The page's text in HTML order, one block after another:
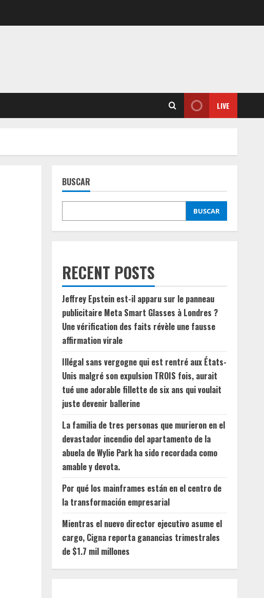
LIVE
BUSCAR
BUSCAR
RECENT POSTS
Jeffrey Epstein est-il apparu sur le panneau
publicitaire Meta Smart Glasses à Londres ?
Une vérification des faits révèle une fausse
affirmation virale
Illégal sans vergogne qui est rentré aux États-
Unis malgré son expulsion TROIS fois, aurait
tué une adorable fillette de six ans qui voulait
juste devenir ballerine
La familia de tres personas que murieron en el
devastador incendio del apartamento de la
abuela de Wylie Park ha sido recordada como
amable y devota.
Por qué los mainframes están en el centro de
la transformación empresarial
Mientras el nuevo director ejecutivo asume el
cargo, Cigna reporta ganancias trimestrales
de $1.7 mil millones